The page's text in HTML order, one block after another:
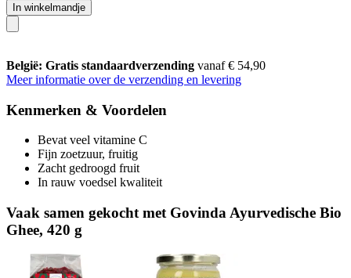
In winkelmandje
België: Gratis standaardverzending vanaf € 54,90
Meer informatie over de verzending en levering
Kenmerken & Voordelen
Bevat veel vitamine C
Fijn zoetzuur, fruitig
Zacht gedroogd fruit
In rauw voedsel kwaliteit
Vaak samen gekocht met Govinda Ayurvedische Bio
Ghee, 420 g